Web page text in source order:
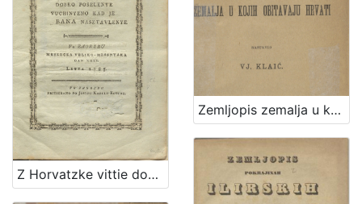
Z Horvatzke vittie dobro poselenye vuchinyeno kad je bana nasztavlenye : vu Zagrebu meszecza veliko-messnyaka dan XXXI. letta 1785
Zemljopis zemalja u kojih obitavaju Hrvati / sastavio Vj. Klaić